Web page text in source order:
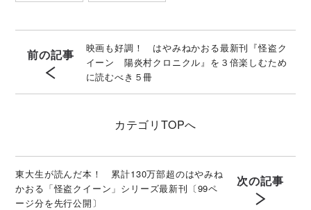
前の記事
映画も好調！ はやみねかおる最新刊『怪盗ク
イーン 陽炎村クロニクル』を３倍楽しむため
に読むべき５冊
カテゴリ TOPへ
東大生が読んだ本！ 累計130万部超のはやみね
かおる「怪盗クイーン」シリーズ最新刊〔99ペ
ージ分を先行公開〕
次の記事